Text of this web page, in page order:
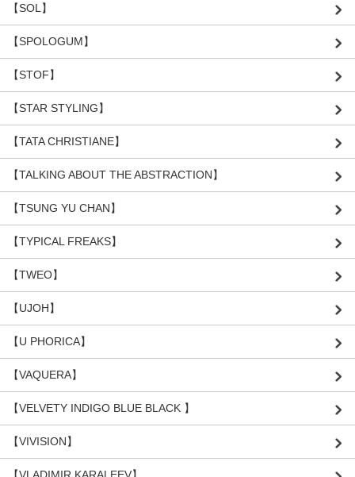
【SOL】
【SPOLOGUM】
【STOF】
【STAR STYLING】
【TATA CHRISTIANE】
【TALKING ABOUT THE ABSTRACTION】
【TSUNG YU CHAN】
【TYPICAL FREAKS】
【TWEO】
【UJOH】
【U PHORICA】
【VAQUERA】
【VELVETY INDIGO BLUE BLACK 】
【VIVISION】